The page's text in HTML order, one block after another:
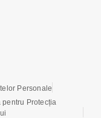
Personale
pentru Protecția